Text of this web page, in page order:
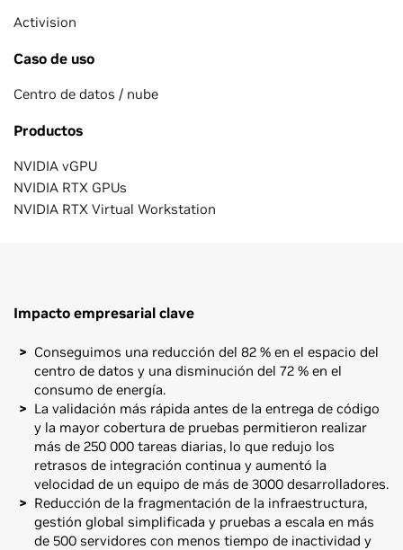
Activision
Caso de uso
Centro de datos / nube
Productos
NVIDIA vGPU
NVIDIA RTX GPUs
NVIDIA RTX Virtual Workstation
Impacto empresarial clave
Conseguimos una reducción del 82 % en el espacio del
centro de datos y una disminución del 72 % en el
consumo de energía.
La validación más rápida antes de la entrega de código
y la mayor cobertura de pruebas permitieron realizar
más de 250 000 tareas diarias, lo que redujo los
retrasos de integración continua y aumentó la
velocidad de un equipo de más de 3000 desarrolladores.
Reducción de la fragmentación de la infraestructura,
gestión global simplificada y pruebas a escala en más
de 500 servidores con menos tiempo de inactividad y